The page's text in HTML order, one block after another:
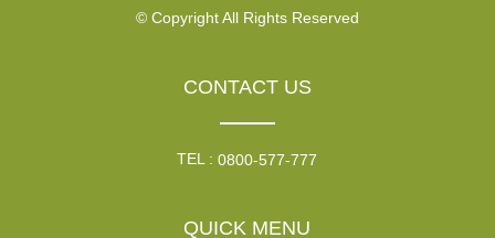
© Copyright All Rights Reserved
CONTACT US
TEL :0800-577-777
QUICK MENU